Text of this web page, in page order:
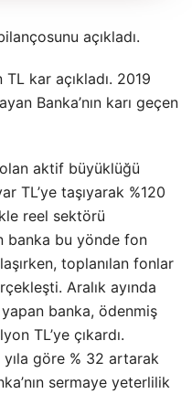
açıkladı.
kar açıkladı. 2019
Banka’nın karı geçen
aktif büyüklüğü
TL’ye taşıyarak %120
reel sektörü
banka bu yönde fon
toplanılan fonlar
Aralık ayında
banka, ödenmiş
TL’ye çıkardı.
yıla göre % 32 artarak
sermaye yeterlilik